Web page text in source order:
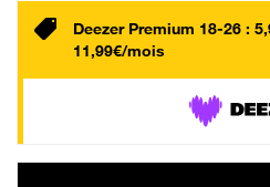
Deezer Premium 18-26 :
11,99€/mois